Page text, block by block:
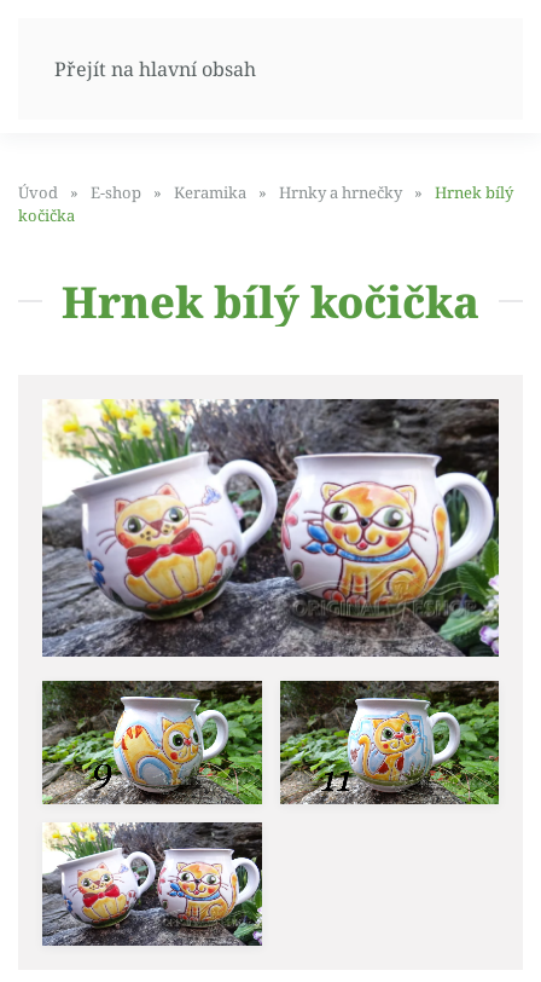
Přejít na hlavní obsah
Úvod E-shop Keramika Hrnky a hrnečky
Hrnek bílý
kočička
Hrnek bílý kočička